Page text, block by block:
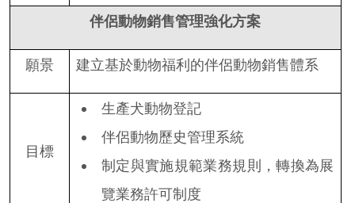
伴侶動物銷售管理強化方案
願景 建立基於動物福利的伴侶動物銷售體系
目標
生產犬動物登記
伴侶動物歷史管理系統
制定與實施規範業務規則，轉換為展
覽業務許可制度